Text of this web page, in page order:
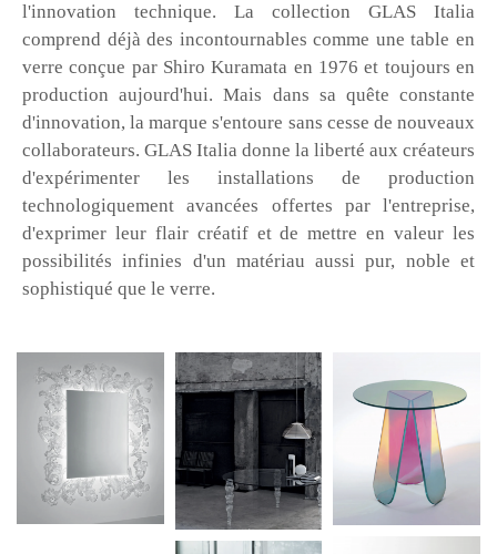
l'innovation technique. La collection GLAS Italia
comprend déjà des incontournables comme une table en
verre conçue par Shiro Kuramata en 1976 et toujours en
production aujourd'hui. Mais dans sa quête constante
d'innovation, la marque s'entoure sans cesse de nouveaux
collaborateurs. GLAS Italia donne la liberté aux créateurs
d'expérimenter les installations de production
technologiquement avancées offertes par l'entreprise,
d'exprimer leur flair créatif et de mettre en valeur les
possibilités infinies d'un matériau aussi pur, noble et
sophistiqué que le verre.